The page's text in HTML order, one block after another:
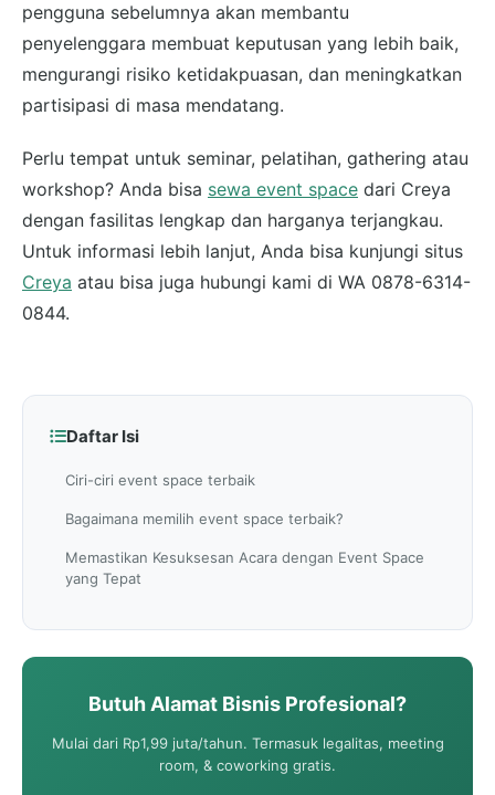
pengguna sebelumnya akan membantu
penyelenggara membuat keputusan yang lebih baik,
mengurangi risiko ketidakpuasan, dan meningkatkan
partisipasi di masa mendatang.
Perlu tempat untuk seminar, pelatihan, gathering atau
workshop? Anda bisa sewa event space dari Creya
dengan fasilitas lengkap dan harganya terjangkau.
Untuk informasi lebih lanjut, Anda bisa kunjungi situs
Creya atau bisa juga hubungi kami di WA 0878-6314-
0844.
Daftar Isi
Ciri-ciri event space terbaik
Bagaimana memilih event space terbaik?
Memastikan Kesuksesan Acara dengan Event Space
yang Tepat
Butuh Alamat Bisnis Profesional?
Mulai dari Rp1,99 juta/tahun. Termasuk legalitas, meeting
room, & coworking gratis.